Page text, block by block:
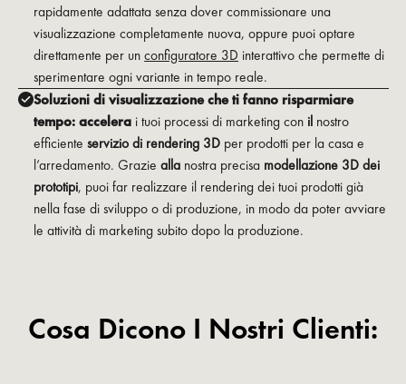
rapidamente adattata senza dover commissionare una
visualizzazione completamente nuova, oppure puoi optare
direttamente per unconfiguratore 3D interattivo che permette di
sperimentare ogni variante in tempo reale.
Soluzioni di visualizzazione che ti fanno risparmiare
tempo: accelera i tuoi processi di marketing con il nostro
efficienteservizio di rendering 3D per prodotti per la casa e
l’arredamento. Graziealla nostra precisa modellazione 3D dei
prototipi, puoi far realizzare il rendering dei tuoi prodotti già
nella fase di sviluppo o di produzione, in modo da poter avviare
le attività di marketing subito dopo la produzione.
Cosa Dicono I Nostri Clienti: